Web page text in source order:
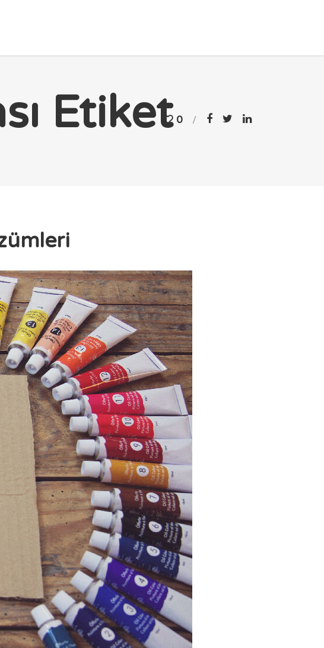
Etiket 0